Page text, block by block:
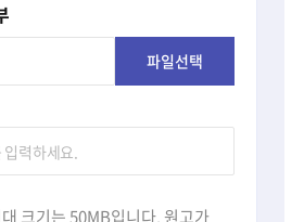
파일선택
크기는 50MB입니다. 원고가